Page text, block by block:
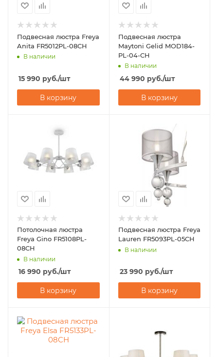
Подвесная люстра Freya
Anita FR5012PL-08CH
В наличии
15 990 руб./шт
В корзину
Подвесная люстра
Maytoni Gelid MOD184-
PL-04-CH
В наличии
44 990 руб./шт
В корзину
Потолочная люстра
Freya Gino FR5108PL-
08CH
В наличии
16 990 руб./шт
В корзину
Подвесная люстра Freya
Lauren FR5093PL-05CH
В наличии
23 990 руб./шт
В корзину